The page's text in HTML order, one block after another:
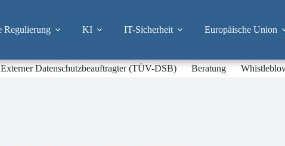
Regulierung KI IT-Sicherheit Europäische Union
Externer Datenschutzbeauftragter (TÜV-DSB) Beratung